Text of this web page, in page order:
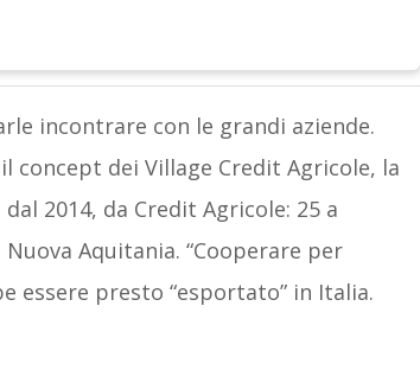
incontrare con le grandi aziende.
concept dei Village Credit Agricole, la
2014, da Credit Agricole: 25 a
Aquitania. “Cooperare per
essere presto “esportato” in Italia.